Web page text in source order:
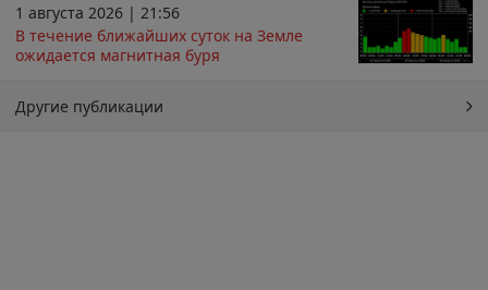
1 августа 2026 | 21:56
В течение ближайших суток на Земле
ожидается магнитная буря
Другие публикации